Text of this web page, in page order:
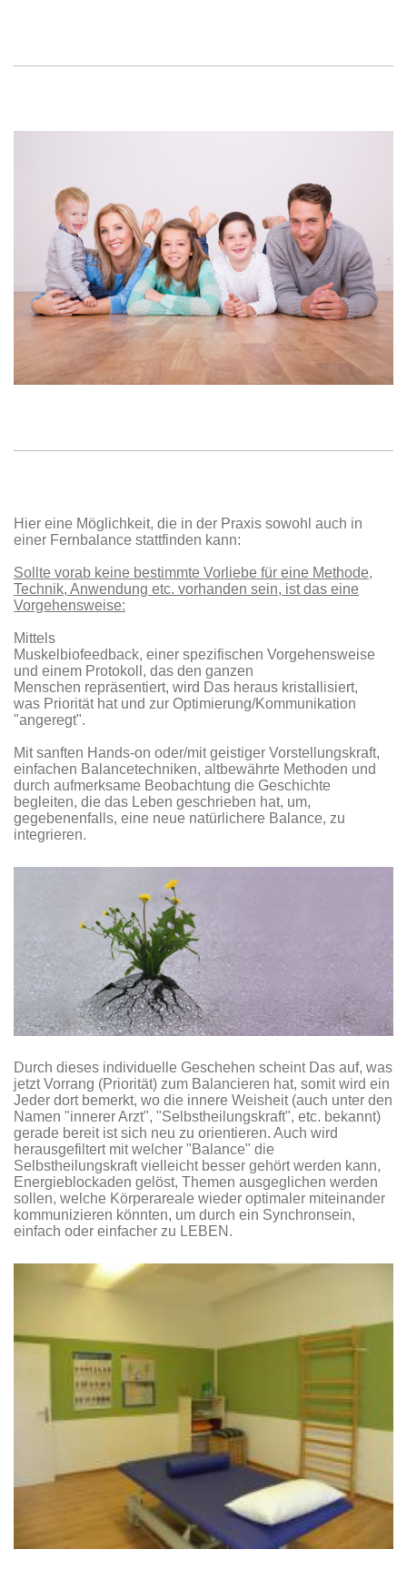
Hier eine Möglichkeit, die in der Praxis sowohl auch in
einer Fernbalance stattfinden kann:
Sollte vorab keine bestimmte Vorliebe für eine Methode,
Technik, Anwendung etc. vorhanden sein, ist das eine
Vorgehensweise:
Mittels
Muskelbiofeedback, einer spezifischen Vorgehensweise
und einem Protokoll, das den ganzen
Menschen repräsentiert, wird Das heraus kristallisiert,
was Priorität hat und zur Optimierung/Kommunikation
"angeregt".
Mit sanften Hands-on oder/mit geistiger Vorstellungskraft,
einfachen Balancetechniken, altbewährte Methoden und
durch aufmerksame Beobachtung die Geschichte
begleiten, die das Leben geschrieben hat, um,
gegebenenfalls, eine neue natürlichere Balance, zu
integrieren.
Durch dieses individuelle Geschehen scheint Das auf, was
jetzt Vorrang (Priorität) zum Balancieren hat, somit wird ein
Jeder dort bemerkt, wo die innere Weisheit (auch unter den
Namen "innerer Arzt", "Selbstheilungskraft", etc. bekannt)
gerade bereit ist sich neu zu orientieren. Auch wird
herausgefiltert mit welcher "Balance" die
Selbstheilungskraft vielleicht besser gehört werden kann,
Energieblockaden gelöst, Themen ausgeglichen werden
sollen, welche Körperareale wieder optimaler miteinander
kommunizieren könnten, um durch ein Synchronsein,
einfach oder einfacher zu LEBEN.